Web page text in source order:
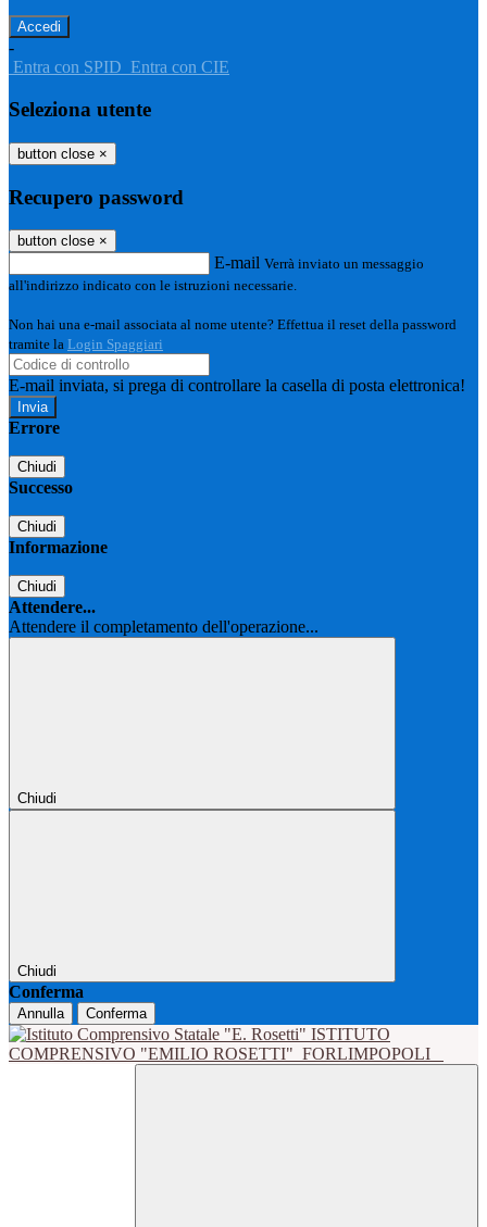
-
Entra con SPID Entra con CIE
Seleziona utente
button close ×
Recupero password
button close ×
E-mail Verrà inviato un messaggio
all'indirizzo indicato con le istruzioni necessarie.
Non hai una e-mail associata al nome utente? Effettua il reset della password
tramite la Login Spaggiari
E-mail inviata, si prega di controllare la casella di posta elettronica!
Errore
Chiudi
Successo
Chiudi
Informazione
Chiudi
Attendere...
Attendere il completamento dell'operazione...
Chiudi
Chiudi
Conferma
Annulla Conferma
ISTITUTO
COMPRENSIVO "EMILIO ROSETTI" FORLIMPOPOLI